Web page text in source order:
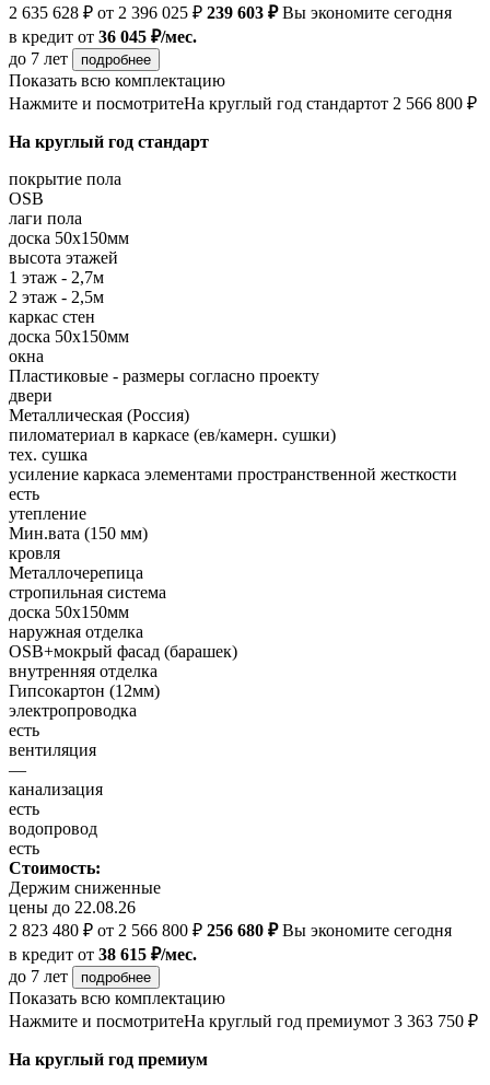
2 635 628 ₽ от 2 396 025 ₽ 239 603 ₽Вы экономите сегодня
в кредит от 36 045 ₽/мес.
до 7 лет
подробнее
Показать всю комплектацию
Нажмите и посмотритеНа круглый год стандартот 2 566 800 ₽
На круглый год стандарт
покрытие пола
OSB
лаги пола
доска 50х150мм
высота этажей
1 этаж - 2,7м
2 этаж - 2,5м
каркас стен
доска 50х150мм
окна
Пластиковые - размеры согласно проекту
двери
Металлическая (Россия)
пиломатериал в каркасе (ев/камерн. сушки)
тех. сушка
усиление каркаса элементами пространственной жесткости
есть
утепление
Мин.вата (150 мм)
кровля
Металлочерепица
стропильная система
доска 50х150мм
наружная отделка
OSB+мокрый фасад (барашек)
внутренняя отделка
Гипсокартон (12мм)
электропроводка
есть
вентиляция
—
канализация
есть
водопровод
есть
Стоимость:
Держим сниженные
цены до 22.08.26
2 823 480 ₽ от 2 566 800 ₽ 256 680 ₽Вы экономите сегодня
в кредит от 38 615 ₽/мес.
до 7 лет
подробнее
Показать всю комплектацию
Нажмите и посмотритеНа круглый год премиумот 3 363 750 ₽
На круглый год премиум